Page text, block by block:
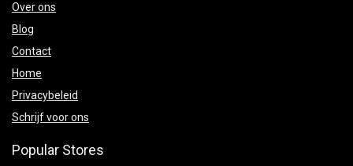
Over ons
Blog
Contact
Home
Privacybeleid
Schrijf voor ons
Popular Stores